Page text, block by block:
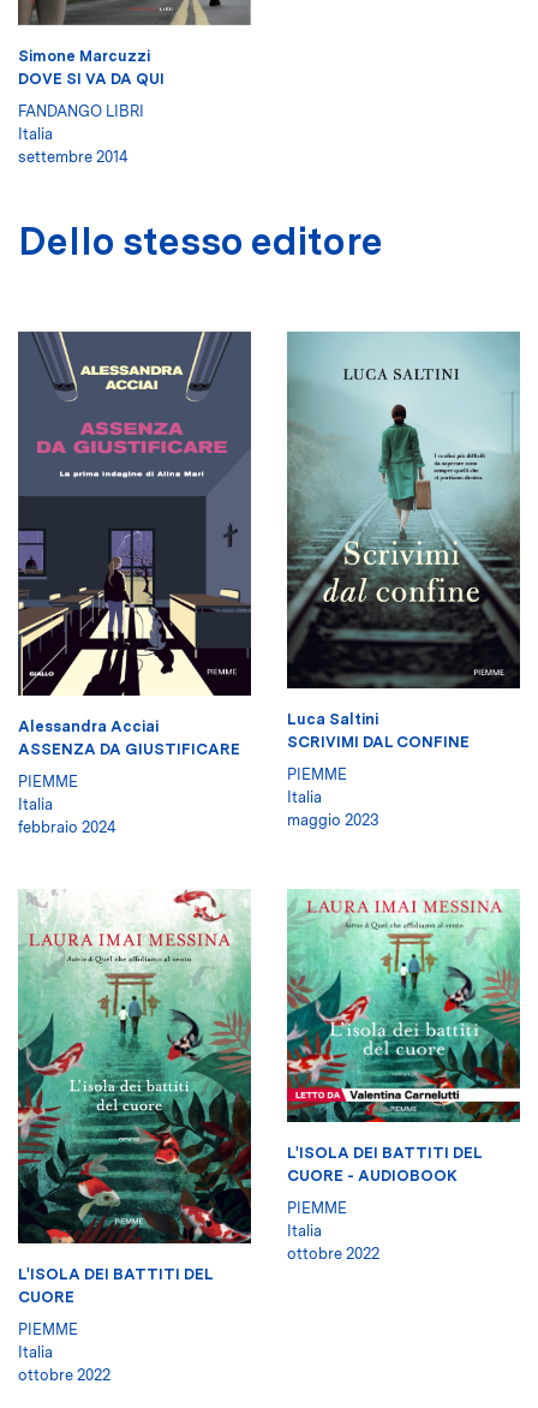
Simone Marcuzzi
DOVE SI VA DA QUI
FANDANGO LIBRI
Italia
settembre 2014
Dello stesso editore
Alessandra Acciai
ASSENZA DA GIUSTIFICARE
PIEMME
Italia
febbraio 2024
Luca Saltini
SCRIVIMI DAL CONFINE
PIEMME
Italia
maggio 2023
L'ISOLA DEI BATTITI DEL
CUORE
PIEMME
Italia
ottobre 2022
L'ISOLA DEI BATTITI DEL
CUORE - AUDIOBOOK
PIEMME
Italia
ottobre 2022